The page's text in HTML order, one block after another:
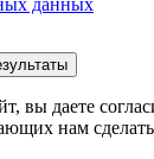
данных
вы даете
нам сделать